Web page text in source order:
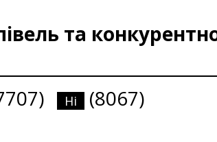
та
Ні (8067)